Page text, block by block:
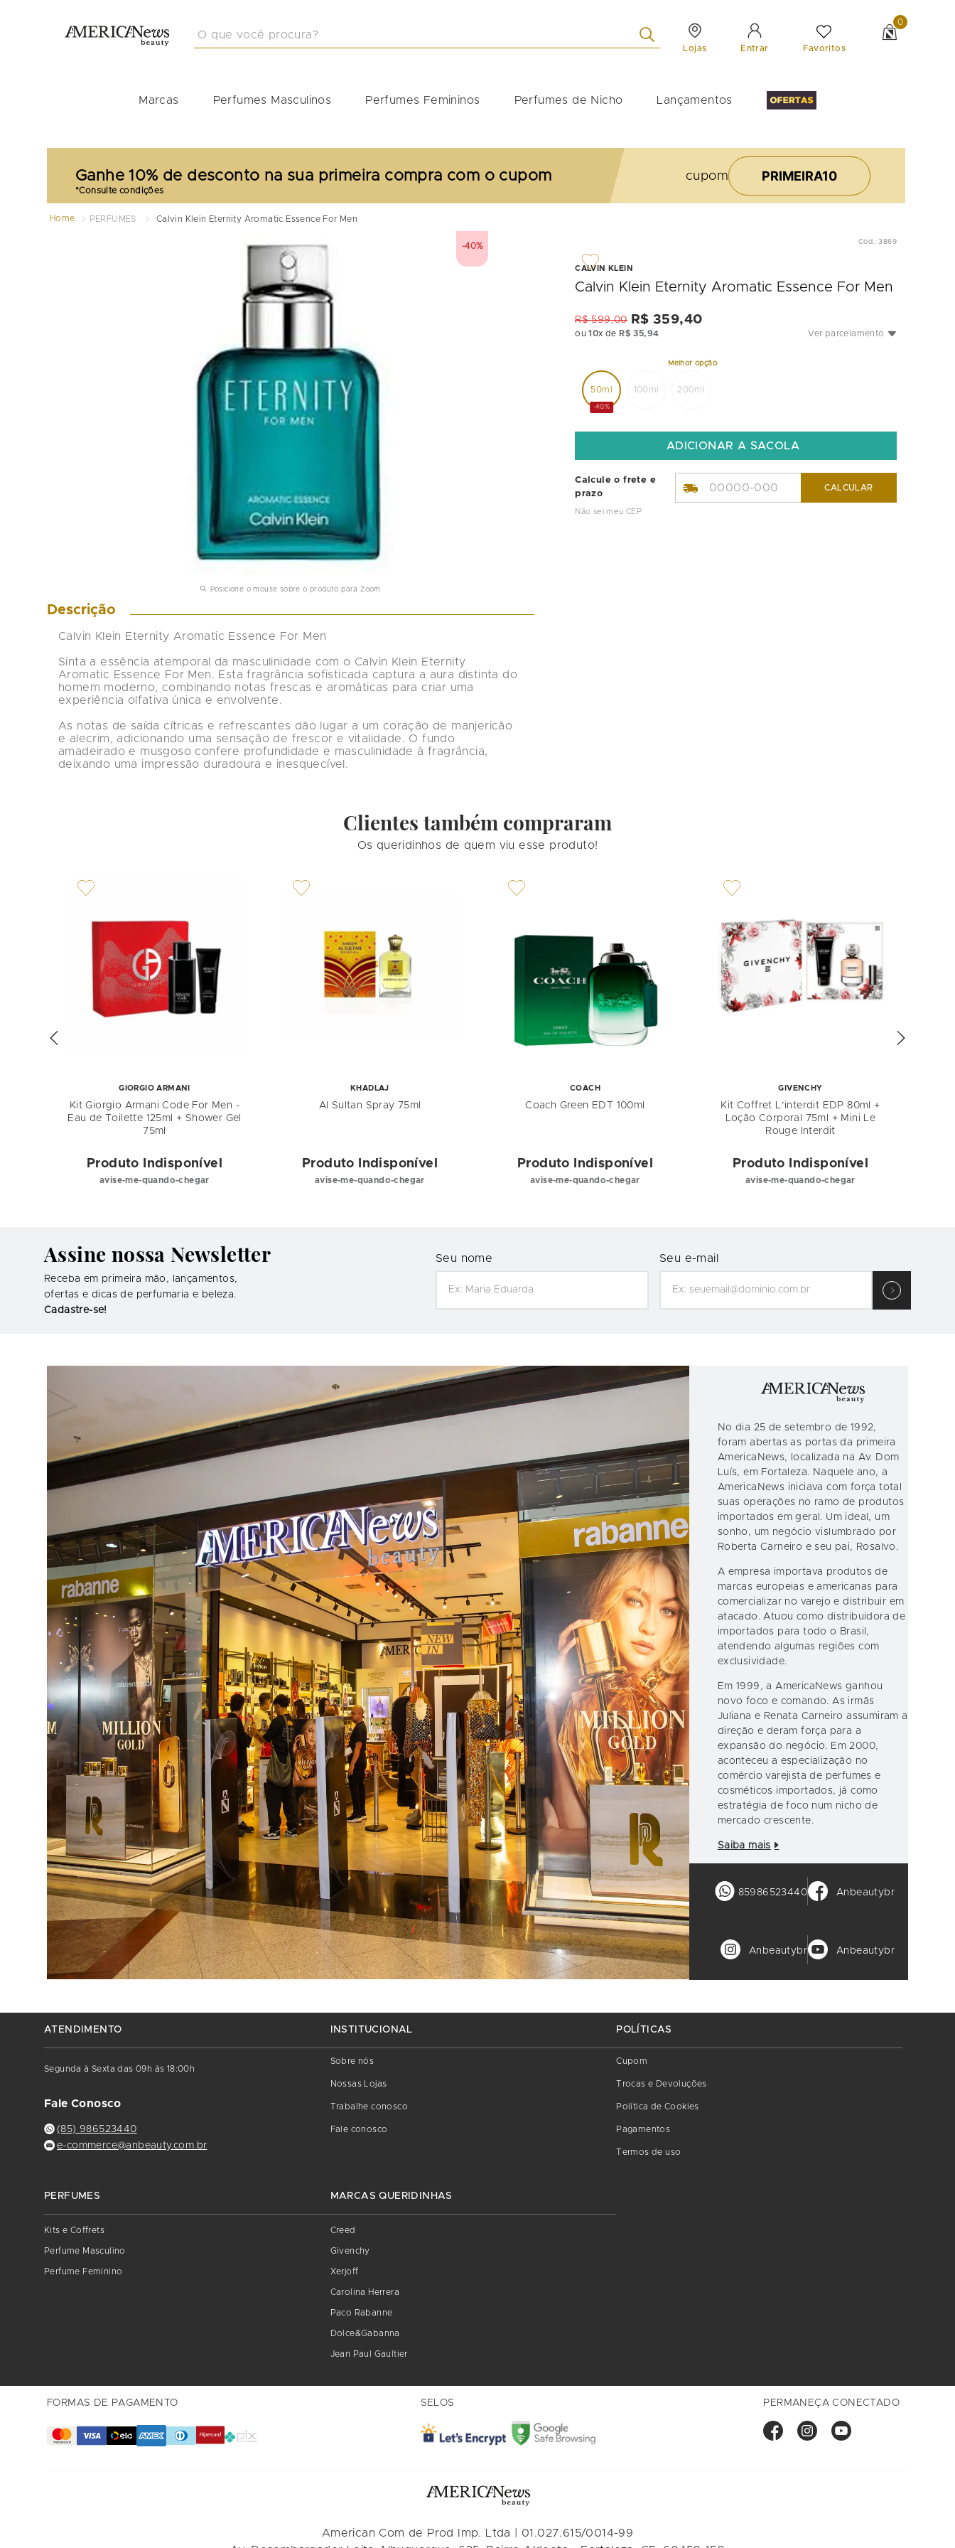
5 º
carolina herrera
perfume feminino
Lojas Entrar Favoritos
0
Marcas Perfumes Masculinos Perfumes Femininos Perfumes de Nicho Lançamentos
Ganhe 10% de desconto na sua primeira compra com o cupom cupom PRIMEIRA10
Home PERFUMES Calvin Klein Eternity Aromatic Essence For Men
Posicione o mouse sobre o produto para Zoom
-40%
Descrição
Calvin Klein Eternity Aromatic Essence For Men
Sinta a essência atemporal da masculinidade com o Calvin Klein Eternity
Aromatic Essence For Men. Esta fragrância sofisticada captura a aura distinta do
homem moderno, combinando notas frescas e aromáticas para criar uma
experiência olfativa única e envolvente.
As notas de saída cítricas e refrescantes dão lugar a um coração de manjericão
e alecrim, adicionando uma sensação de frescor e vitalidade. O fundo
amadeirado e musgoso confere profundidade e masculinidade à fragrância,
deixando uma impressão duradoura e inesquecível.
Cod. :3869
CALVIN KLEIN
Calvin Klein Eternity Aromatic Essence For Men
R$ 599,00 R$ 359,40
ou10x de R$ 35,94 Ver parcelamento
50ml
-40%
100ml 200ml
Calcule o frete e
prazo
Não sei meu CEP
CALCULAR
Clientes também compraram
Os queridinhos de quem viu esse produto!
GIORGIO ARMANI
Kit Giorgio Armani Code For Men -
Eau de Toilette 125ml + Shower Gel
75ml
Produto Indisponível
avise-me-quando-chegar
KHADLAJ
Al Sultan Spray 75ml
Produto Indisponível
avise-me-quando-chegar
COACH
Coach Green EDT 100ml
Produto Indisponível
avise-me-quando-chegar
GIVENCHY
Kit Coffret L’interdit EDP 80ml +
Loção Corporal 75ml + Mini Le
Rouge Interdit
Produto Indisponível
avise-me-quando-chegar
Assine nossa Newsletter
Receba em primeira mão, lançamentos,
ofertas e dicas de perfumaria e beleza.
Cadastre-se!
Seu nome Seu e-mail
No dia 25 de setembro de 1992,
foram abertas as portas da primeira
AmericaNews, localizada na Av. Dom
Luís, em Fortaleza. Naquele ano, a
AmericaNews iniciava com força total
suas operações no ramo de produtos
importados em geral. Um ideal, um
sonho, um negócio vislumbrado por
Roberta Carneiro e seu pai, Rosalvo.
A empresa importava produtos de
marcas europeias e americanas para
comercializar no varejo e distribuir em
atacado. Atuou como distribuidora de
importados para todo o Brasil,
atendendo algumas regiões com
exclusividade.
Em 1999, a AmericaNews ganhou
novo foco e comando. As irmãs
Juliana e Renata Carneiro assumiram a
direção e deram força para a
expansão do negócio. Em 2000,
aconteceu a especialização no
comércio varejista de perfumes e
cosméticos importados, já como
estratégia de foco num nicho de
mercado crescente.
Saiba mais
85986523440 Anbeautybr
Anbeautybr Anbeautybr
ATENDIMENTO
Segunda à Sexta das 09h às 18:00h
Fale Conosco
(85) 986523440
e-commerce@anbeauty.com.br
INSTITUCIONAL
Sobre nós
Nossas Lojas
Trabalhe conosco
Fale conosco
POLÍTICAS
Cupom
Trocas e Devoluções
Política de Cookies
Pagamentos
Termos de uso
PERFUMES
Kits e Coffrets
Perfume Masculino
Perfume Feminino
MARCAS QUERIDINHAS
Creed
Givenchy
Xerjoff
Carolina Herrera
Paco Rabanne
Dolce&Gabanna
Jean Paul Gaultier
FORMAS DE PAGAMENTO SELOS PERMANEÇA CONECTADO
American Com de Prod Imp. Ltda | 01.027.615/0014-99